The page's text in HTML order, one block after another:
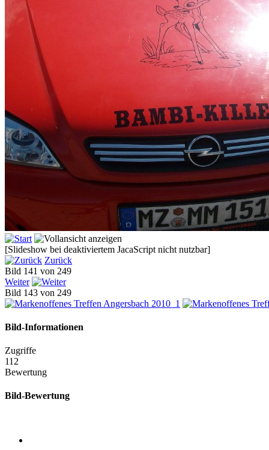
[Slideshow bei deaktiviertem JacaScript nicht nutzbar]
Zurück
Bild 141 von 249
Weiter
Bild 143 von 249
Bild-Informationen
Zugriffe
112
Bewertung
Bild-Bewertung